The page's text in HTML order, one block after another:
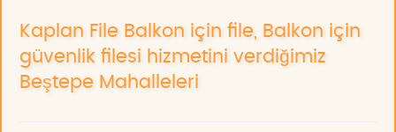
Kaplan File Balkon için file, Balkon için
güvenlik filesi hizmetini verdiğimiz
Beştepe Mahalleleri